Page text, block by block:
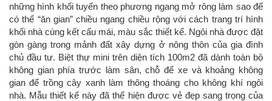
những hình khối tuyến theo phương ngang mở rông làm sao để
có thể “ăn gian” chiều ngang chiều rộng với cách trang trí hình
khối nhà cùng kết cấu mái, màu sắc thiết kế. Ngôi nhà được đặt
gòn gàng trong mảnh đất xây dựng ở nông thôn của gia đình
chủ đầu tư. Biệt thự mini trên diện tích 100m2 đã dành toàn bộ
không gian phía trước làm sân, chỗ để xe và khoảng không
gian để trồng cây xanh làm thông thoáng cho không khí ngôi
nhà. Mẫu thiết kế này đã thể hiện được vẻ đẹp sang trọng của